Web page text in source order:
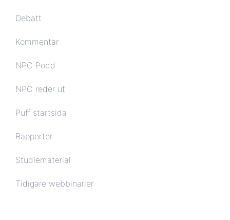
Debatt
Kommentar
NPC Podd
NPC reder ut
Puff startsida
Rapporter
Studiematerial
Tidigare webbinarier